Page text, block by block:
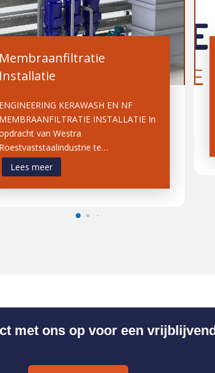
Membraanfiltratie
Installatie
ENGINEERING KERAWASH EN NF
MEMBRAANFILTRATIE INSTALLATIE In
van Westra
Roestvaststaalindustrie te…
Lees meer
met ons op voor een